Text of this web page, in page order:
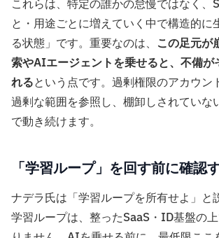
これらは、特定の誰かの怠慢ではなく、
と・用途ごとに増えていく中で構造的に
る状態」です。重要なのは、 この足元が
索やAIエージェントを乗せると、不備が
れるという点です。過剰権限のアカウン
過剰な範囲を参照し、棚卸しされていな
で動き続けます。
「学習ループ」を回す前に確認
ナデラ氏は「学習ループを所有せよ」と
学習ループは、整ったSaaS・ID基盤の